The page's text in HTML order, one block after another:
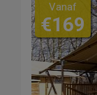
Vanaf
€169